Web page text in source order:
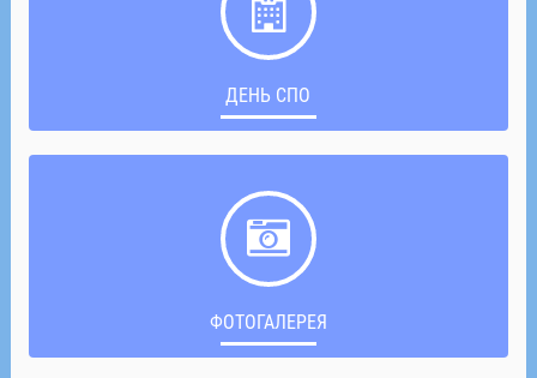
ДЕНЬ СПО
ФОТОГАЛЕРЕЯ